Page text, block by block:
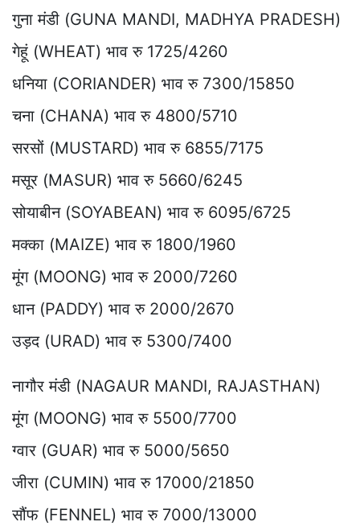
गुना मंडी (GUNA MANDI, MADHYA PRADESH)
गेहूं (WHEAT) भाव रु 1725/4260
धनिया (CORIANDER) भाव रु 7300/15850
चना (CHANA) भाव रु 4800/5710
सरसों (MUSTARD) भाव रु 6855/7175
मसूर (MASUR) भाव रु 5660/6245
सोयाबीन (SOYABEAN) भाव रु 6095/6725
मक्का (MAIZE) भाव रु 1800/1960
मूंग (MOONG) भाव रु 2000/7260
धान (PADDY) भाव रु 2000/2670
उड़द (URAD) भाव रु 5300/7400
नागौर मंडी (NAGAUR MANDI, RAJASTHAN)
मूंग (MOONG) भाव रु 5500/7700
ग्वार (GUAR) भाव रु 5000/5650
जीरा (CUMIN) भाव रु 17000/21850
सौंफ (FENNEL) भाव रु 7000/13000